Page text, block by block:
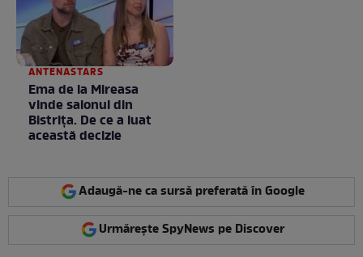
ANTENASTARS
Ema de la Mireasa
vinde salonul din
Bistrița. De ce a luat
această decizie
Adaugă-ne ca sursă preferată în Google
Urmărește SpyNews pe Discover